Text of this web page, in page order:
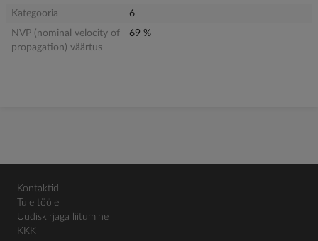
Kategooria
6
NVP (nominal velocity of
propagation) väärtus
69 %
Kontaktid
Tule tööle
Uudiskirjaga liitumine
KKK